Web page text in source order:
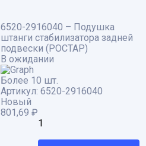
6520-2916040 – Подушка
штанги стабилизатора задней
подвески (РОСТАР)
В ожидании
Более 10 шт.
Артикул: 6520-2916040
Новый
801,69 ₽